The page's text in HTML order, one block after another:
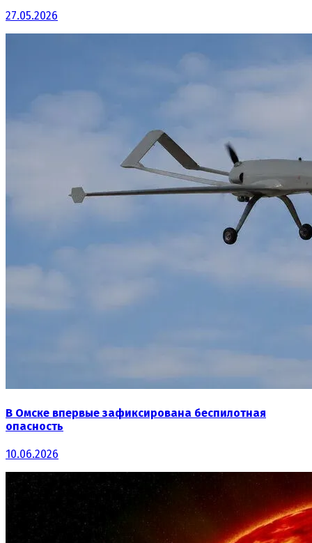
27.05.2026
В Омске впервые зафиксирована беспилотная
опасность
10.06.2026